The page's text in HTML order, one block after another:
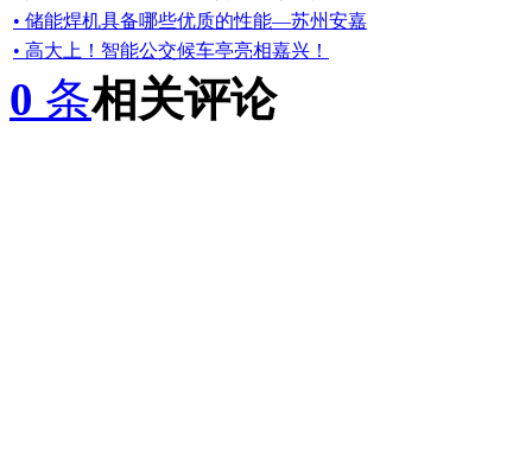
• 储能焊机具备哪些优质的性能—苏州安嘉
• 高大上！智能公交候车亭亮相嘉兴！
0 条相关评论